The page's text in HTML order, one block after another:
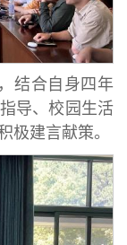
结合自身四年
导、校园生活
极建言献策。